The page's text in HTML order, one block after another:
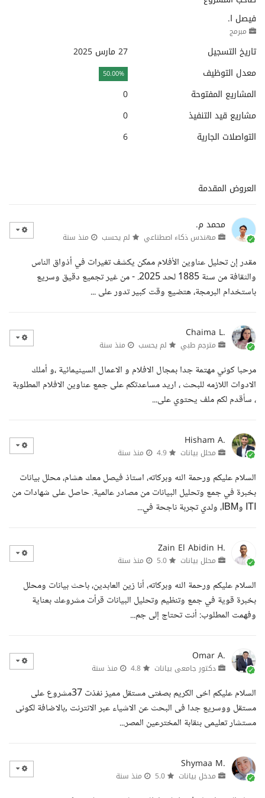
فيصل ا.
مبرمج
تاريخ التسجيل
27 مارس 2025
معدل التوظيف
50.00%
المشاريع المفتوحة
0
مشاريع قيد التنفيذ
0
التواصلات الجارية
6
العروض المقدمة
محمد م.
مهندس ذكاء اصطناعي لم يحسب منذ سنة
مقدر إن تحليل عناوين الأفلام ممكن يكشف تغيرات في أذواق الناس
والثقافة من سنة 1885 لحد 2025. - من غير تجميع دقيق وسريع
باستخدام البرمجة، هتضيع وقت كبير تدور على ...
Chaima L.
مترجم طبي لم يحسب منذ سنة
مرحبا كوني مهتمة جدا بمجال الافلام و الاعمال السينيمائية ،و أملك
الادوات اللازمه للبحث ، اريد مساعدتكم على جمع عناوين الافلام المطلوبة
، سأقدم لكم ملف يحتوي على...
Hisham A.
محلل بيانات منذ سنة
السلام عليكم ورحمة الله وبركاته، استاذ فيصل معك هشام، محلل بيانات
بخبرة في جمع وتحليل البيانات من مصادر عالمية. حاصل على شهادات من
ITI وIBM، ولدي تجربة ناجحة في...
Zain El Abidin H.
محلل بيانات منذ سنة
السلام عليكم ورحمة الله وبركاته، أنا زين العابدين، باحث بيانات ومحلل
بخبرة قوية في جمع وتنظيم وتحليل البيانات قرأت مشروعك بعناية
وفهمت المطلوب: أنت تحتاج إلى جم...
Omar A.
دكتور جامعى بيانات منذ سنة
السلام عليكم اخى الكريم بصفتى مستقل مميز نفذت 37مشروع على
مستقل ووسريع جدا فى البحث عن الاشياء عبر الانترنت ,بالاضافة لكونى
مستشار تعليمى بنقابة المخترعين المصر...
Shymaa M.
مدخل بيانات منذ سنة